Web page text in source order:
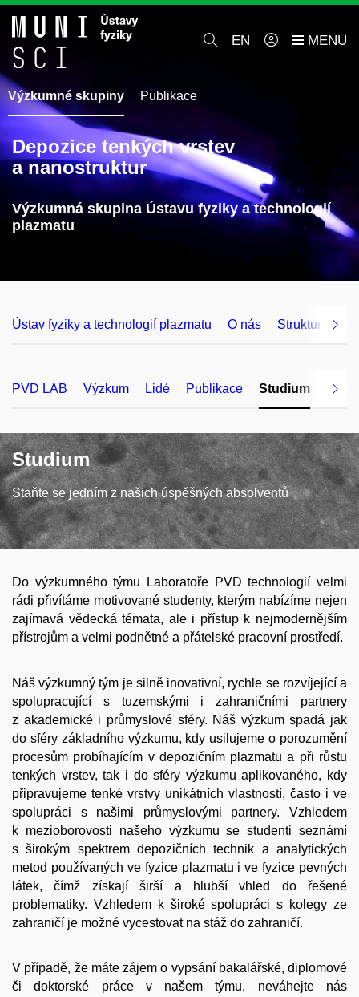
EN
Výzkumné skupiny Publikace
Depozice tenkých vrstev
a nanostruktur
Výzkumná skupina Ústavu fyziky a technologií
plazmatu
Ústav fyziky a technologií plazmatu O nás Struktura a
PVD LAB Výzkum Lidé Publikace Studium
Studium
Staňte se jedním z našich úspěšných absolventů
Do výzkumného týmu Laboratoře PVD technologií velmi
rádi přivítáme motivované studenty, kterým nabízíme nejen
zajímavá vědecká témata, ale i přístup k nejmodernějším
přístrojům a velmi podnětné a přátelské pracovní prostředí.
Náš výzkumný tým je silně inovativní, rychle se rozvíjející a
spolupracující s tuzemskými i zahraničními partnery
z akademické i průmyslové sféry. Náš výzkum spadá jak
do sféry základního výzkumu, kdy usilujeme o porozumění
procesům probíhajícím v depozičním plazmatu a při růstu
tenkých vrstev, tak i do sféry výzkumu aplikovaného, kdy
připravujeme tenké vrstvy unikátních vlastností, často i ve
spolupráci s našimi průmyslovými partnery. Vzhledem
k mezioborovosti našeho výzkumu se studenti seznámí
s širokým spektrem depozičních technik a analytických
metod používaných ve fyzice plazmatu i ve fyzice pevných
látek, čímž získají širší a hlubší vhled do řešené
problematiky. Vzhledem k široké spolupráci s kolegy ze
zahraničí je možné vycestovat na stáž do zahraničí.
V případě, že máte zájem o vypsání bakalářské, diplomové
či doktorské práce v našem týmu, neváhejte nás